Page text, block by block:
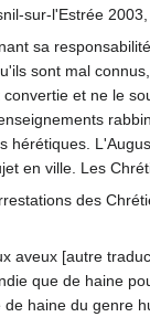
sur-l'Estrée
sa
sont mal
et ne le
hérétiques.
en ville. Les
des
aveux [autre
que de haine
haine du genre